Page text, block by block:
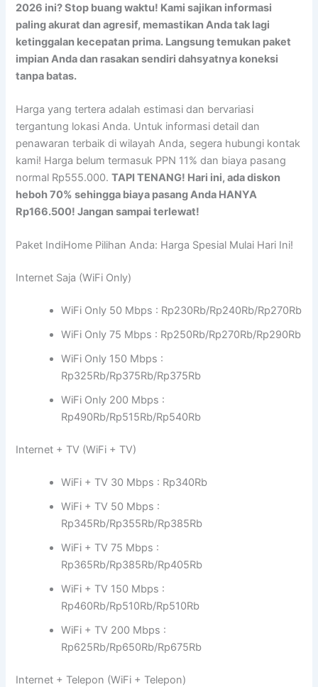
2026 ini? Stop buang waktu! Kami sajikan informasi
paling akurat dan agresif, memastikan Anda tak lagi
ketinggalan kecepatan prima. Langsung temukan paket
impian Anda dan rasakan sendiri dahsyatnya koneksi
tanpa batas.
Harga yang tertera adalah estimasi dan bervariasi
tergantung lokasi Anda. Untuk informasi detail dan
penawaran terbaik di wilayah Anda, segera hubungi kontak
kami! Harga belum termasuk PPN 11% dan biaya pasang
normal Rp555.000.TAPI TENANG! Hari ini, ada diskon
heboh 70% sehingga biaya pasang Anda HANYA
Rp166.500! Jangan sampai terlewat!
Paket IndiHome Pilihan Anda: Harga Spesial Mulai Hari Ini!
Internet Saja (WiFi Only)
WiFi Only 50 Mbps : Rp230Rb/Rp240Rb/Rp270Rb
WiFi Only 75 Mbps : Rp250Rb/Rp270Rb/Rp290Rb
WiFi Only 150 Mbps :
Rp325Rb/Rp375Rb/Rp375Rb
WiFi Only 200 Mbps :
Rp490Rb/Rp515Rb/Rp540Rb
Internet + TV (WiFi + TV)
WiFi + TV 30 Mbps : Rp340Rb
WiFi + TV 50 Mbps :
Rp345Rb/Rp355Rb/Rp385Rb
WiFi + TV 75 Mbps :
Rp365Rb/Rp385Rb/Rp405Rb
WiFi + TV 150 Mbps :
Rp460Rb/Rp510Rb/Rp510Rb
WiFi + TV 200 Mbps :
Rp625Rb/Rp650Rb/Rp675Rb
Internet + Telepon (WiFi + Telepon)